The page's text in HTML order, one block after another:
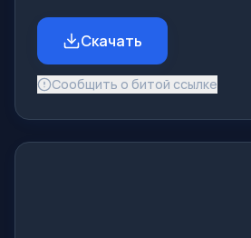
Скачать
Сообщить о битой ссылке